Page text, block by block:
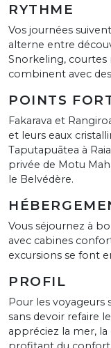
RYTHME
Vos journées
alterne entre
Snorkeling, courtes
combinent avec
POINTS
Fakarava et
et leurs eaux
Taputapuātea à
privée de Motu
le Belvédère.
Vous séjournez à
avec cabines
excursions se font
PROFIL
Pour les voyageurs
sans devoir refaire
appréciez la mer,